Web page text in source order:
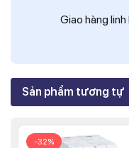
Giao hàng
Sản phẩm tương tự
-32%